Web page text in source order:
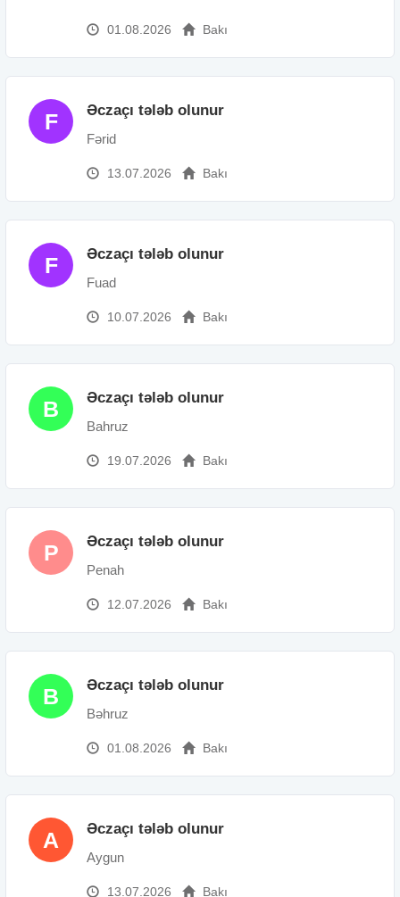
01.08.2026 Bakı
F Əczaçı tələb olunur
Fərid
13.07.2026 Bakı
F Əczaçı tələb olunur
Fuad
10.07.2026 Bakı
B Əczaçı tələb olunur
Bahruz
19.07.2026 Bakı
P Əczaçı tələb olunur
Penah
12.07.2026 Bakı
B Əczaçı tələb olunur
Bəhruz
01.08.2026 Bakı
A Əczaçı tələb olunur
Aygun
13.07.2026 Bakı